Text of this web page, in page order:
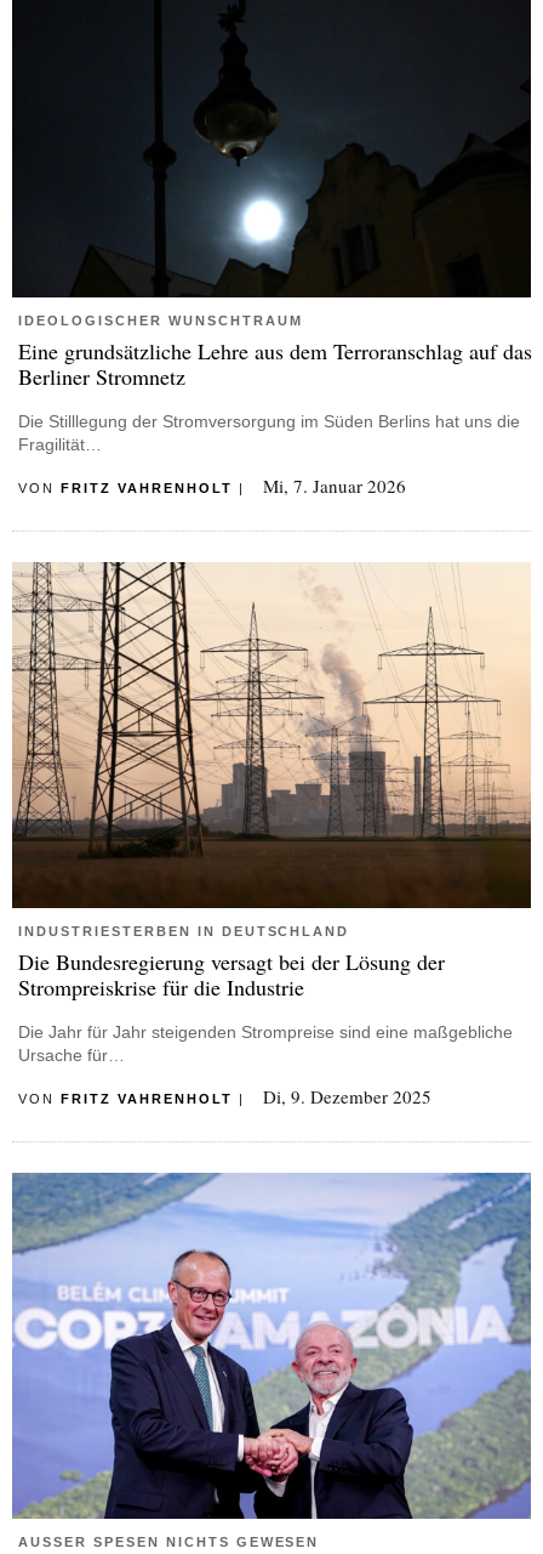
IDEOLOGISCHER WUNSCHTRAUM
Eine grundsätzliche Lehre aus dem Terroranschlag auf das
Berliner Stromnetz
Die Stilllegung der Stromversorgung im Süden Berlins hat uns die
Fragilität…
VON FRITZ VAHRENHOLT | Mi, 7. Januar 2026
INDUSTRIESTERBEN IN DEUTSCHLAND
Die Bundesregierung versagt bei der Lösung der
Strompreiskrise für die Industrie
Die Jahr für Jahr steigenden Strompreise sind eine maßgebliche
Ursache für…
VON FRITZ VAHRENHOLT | Di, 9. Dezember 2025
AUSSER SPESEN NICHTS GEWESEN